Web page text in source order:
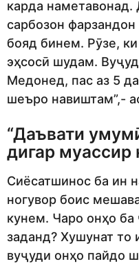
карда
сарбозон
бояд бинем. Рӯзе,
эҳсосӣ шудам.
Медонед, пас аз 5
шеъро навиштам”,-
“Даъвати
дигар муассир
Сиёсатшинос ба ин
ногувор боис
кунем. Чаро онҳо ба
заданд? Хушунат то
вуҷуди онҳо пайдо